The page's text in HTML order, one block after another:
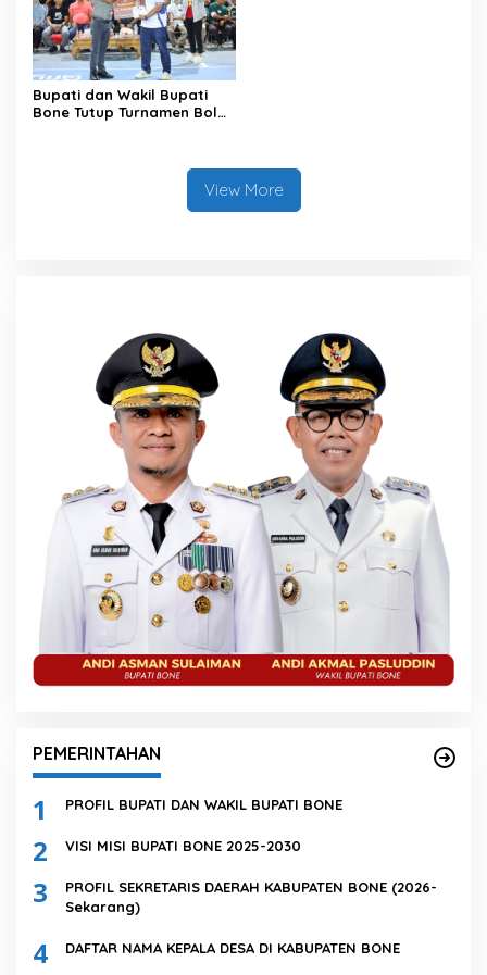
Bupati dan Wakil Bupati
Bone Tutup Turnamen Bola
View More
PEMERINTAHAN
1 PROFIL BUPATI DAN WAKIL BUPATI BONE
2 VISI MISI BUPATI BONE 2025-2030
3
PROFIL SEKRETARIS DAERAH KABUPATEN BONE (2026-
Sekarang)
4 DAFTAR NAMA KEPALA DESA DI KABUPATEN BONE